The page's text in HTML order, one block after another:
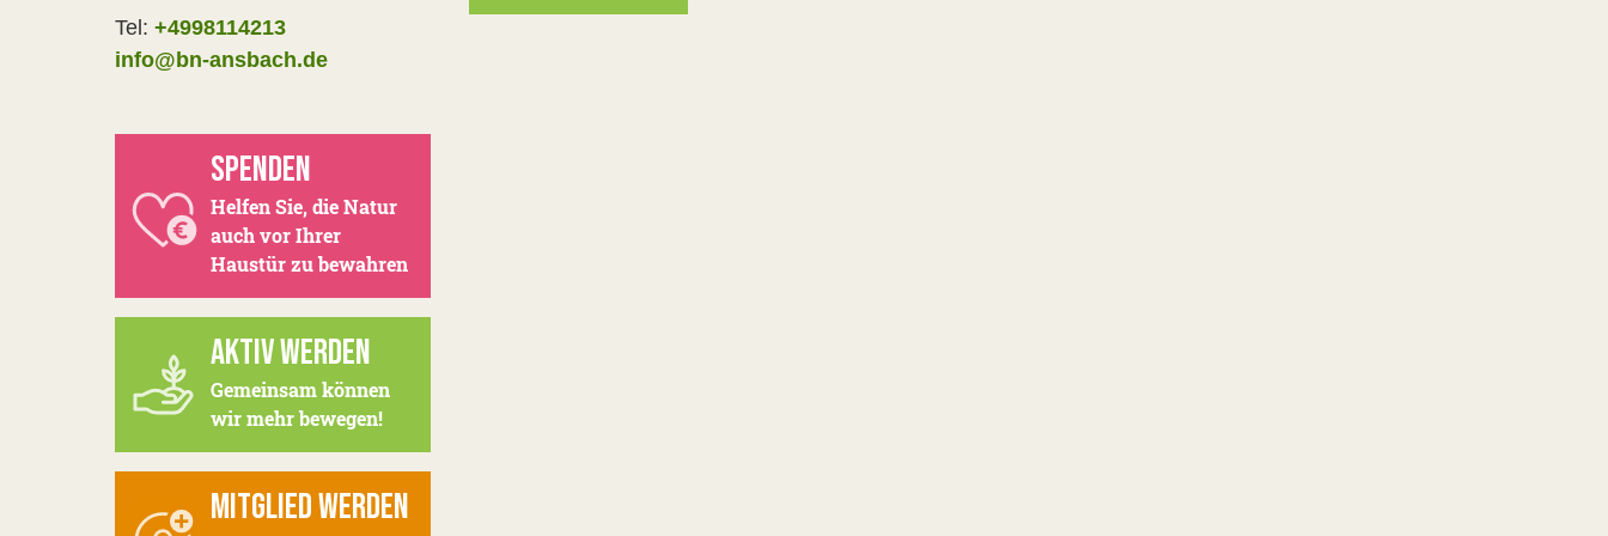
Tel: +4998114213
info@bn-ansbach.de
SPENDEN
Helfen Sie, die Natur
auch vor Ihrer
Haustür zu bewahren
AKTIV WERDEN
Gemeinsam können
wir mehr bewegen!
MITGLIED WERDEN